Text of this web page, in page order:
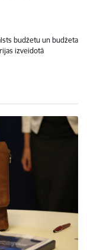
budžetu un budžeta
izveidotā